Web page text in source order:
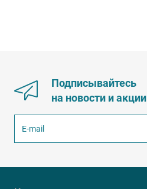
Подписывайтесь
на новости и акции